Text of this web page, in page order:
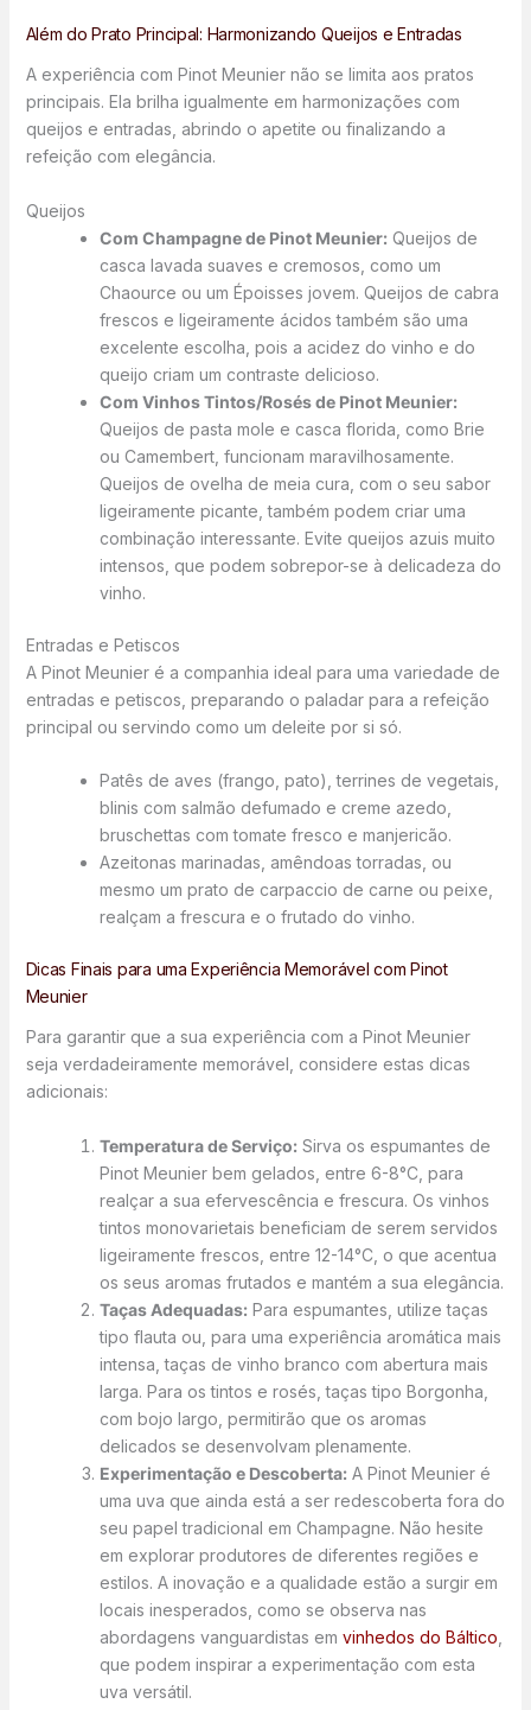
Além do Prato Principal: Harmonizando Queijos e Entradas
A experiência com Pinot Meunier não se limita aos pratos
principais. Ela brilha igualmente em harmonizações com
queijos e entradas, abrindo o apetite ou finalizando a
refeição com elegância.
Queijos
Com Champagne de Pinot Meunier:Queijos de
casca lavada suaves e cremosos, como um
Chaource ou um Époisses jovem. Queijos de cabra
frescos e ligeiramente ácidos também são uma
excelente escolha, pois a acidez do vinho e do
queijo criam um contraste delicioso.
Com Vinhos Tintos/Rosés de Pinot Meunier:
Queijos de pasta mole e casca florida, como Brie
ou Camembert, funcionam maravilhosamente.
Queijos de ovelha de meia cura, com o seu sabor
ligeiramente picante, também podem criar uma
combinação interessante. Evite queijos azuis muito
intensos, que podem sobrepor-se à delicadeza do
vinho.
Entradas e Petiscos
A Pinot Meunier é a companhia ideal para uma variedade de
entradas e petiscos, preparando o paladar para a refeição
principal ou servindo como um deleite por si só.
Patês de aves (frango, pato), terrines de vegetais,
blinis com salmão defumado e creme azedo,
bruschettas com tomate fresco e manjericão.
Azeitonas marinadas, amêndoas torradas, ou
mesmo um prato de carpaccio de carne ou peixe,
realçam a frescura e o frutado do vinho.
Dicas Finais para uma Experiência Memorável com Pinot
Meunier
Para garantir que a sua experiência com a Pinot Meunier
seja verdadeiramente memorável, considere estas dicas
adicionais:
Temperatura de Serviço:Sirva os espumantes de
Pinot Meunier bem gelados, entre 6-8°C, para
realçar a sua efervescência e frescura. Os vinhos
tintos monovarietais beneficiam de serem servidos
ligeiramente frescos, entre 12-14°C, o que acentua
os seus aromas frutados e mantém a sua elegância.
Taças Adequadas:Para espumantes, utilize taças
tipo flauta ou, para uma experiência aromática mais
intensa, taças de vinho branco com abertura mais
larga. Para os tintos e rosés, taças tipo Borgonha,
com bojo largo, permitirão que os aromas
delicados se desenvolvam plenamente.
Experimentação e Descoberta:A Pinot Meunier é
uma uva que ainda está a ser redescoberta fora do
seu papel tradicional em Champagne. Não hesite
em explorar produtores de diferentes regiões e
estilos. A inovação e a qualidade estão a surgir em
locais inesperados, como se observa nas
abordagens vanguardistas em vinhedos do Báltico
que podem inspirar a experimentação com esta
uva versátil.